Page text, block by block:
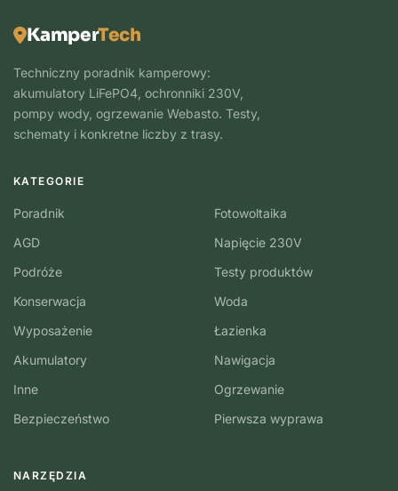
KamperTech
Techniczny poradnik kamperowy:
akumulatory LiFePO4, ochronniki 230V,
pompy wody, ogrzewanie Webasto. Testy,
schematy i konkretne liczby z trasy.
KATEGORIE
Poradnik
AGD
Podróże
Konserwacja
Wyposażenie
Akumulatory
Inne
Bezpieczeństwo
Fotowoltaika
Napięcie 230V
Testy produktów
Woda
Łazienka
Nawigacja
Ogrzewanie
Pierwsza wyprawa
NARZĘDZIA